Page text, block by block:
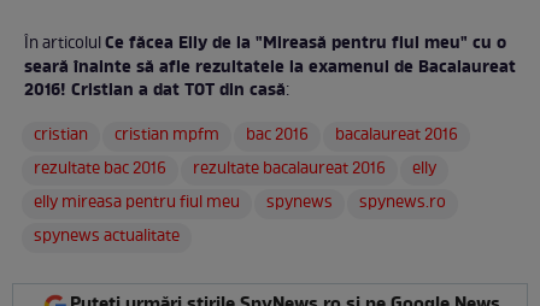
În articolulCe făcea Elly de la "Mireasă pentru fiul meu" cu o
seară înainte să afle rezultatele la examenul de Bacalaureat
2016! Cristian a dat TOT din casă:
cristian
cristian mpfm bac 2016
bacalaureat 2016
rezultate bac 2016
rezultate bacalaureat 2016
elly
elly mireasa pentru fiul meu
spynews
spynews.ro
spynews actualitate